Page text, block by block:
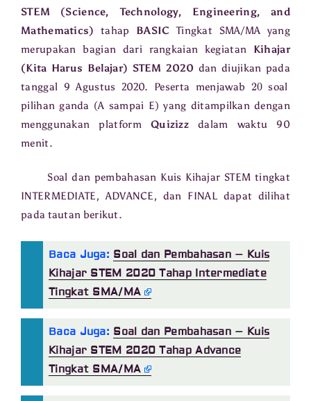
STEM (Science, Technology, Engineering, and
Mathematics) tahap BASIC Tingkat SMA/MA yang
merupakan bagian dari rangkaian kegiatan Kihajar
(Kita Harus Belajar) STEM 2020 dan diujikan pada
tanggal 9 Agustus 2020. Peserta menjawab
20
soal
pilihan ganda (A sampai E) yang ditampilkan dengan
menggunakan platform Quizizz dalam waktu 90
menit.
Soal dan pembahasan Kuis Kihajar STEM tingkat
INTERMEDIATE, ADVANCE, dan FINAL dapat dilihat
pada tautan berikut.
Baca Juga: Soal dan Pembahasan – Kuis
Kihajar STEM 2020 Tahap Intermediate
Tingkat SMA/MA
Baca Juga: Soal dan Pembahasan – Kuis
Kihajar STEM 2020 Tahap Advance
Tingkat SMA/MA